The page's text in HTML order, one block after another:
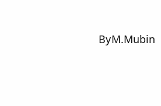
By M.Mubin